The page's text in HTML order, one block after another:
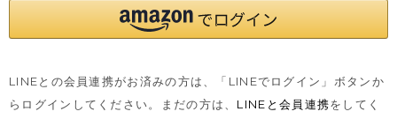
LINEとの会員連携がお済みの方は、「LINEでログイン」ボタンか
らログインしてください。まだの方は、 LINEと会員連携をしてく